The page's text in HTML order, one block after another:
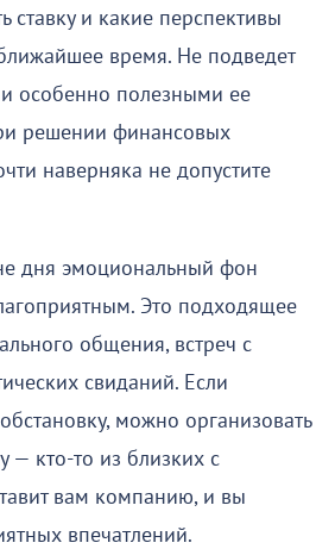
ставку и какие перспективы
время. Не подведет
особенно полезными ее
решении финансовых
наверняка не допустите
дня эмоциональный фон
Это подходящее
общения, встреч с
свиданий. Если
можно организовать
— кто-то из близких с
вам компанию, и вы
впечатлений.